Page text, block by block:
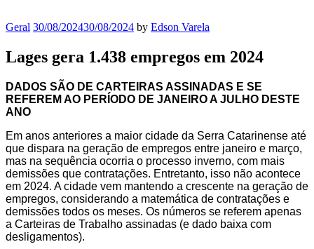
Geral 30/08/202430/08/2024 by Edson Varela
Lages gera 1.438 empregos em 2024
DADOS SÃO DE CARTEIRAS ASSINADAS E SE
REFEREM AO PERÍODO DE JANEIRO A JULHO DESTE
ANO
Em anos anteriores a maior cidade da Serra Catarinense até
que dispara na geração de empregos entre janeiro e março,
mas na sequência ocorria o processo inverno, com mais
demissões que contratações. Entretanto, isso não acontece
em 2024. A cidade vem mantendo a crescente na geração de
empregos, considerando a matemática de contratações e
demissões todos os meses. Os números se referem apenas
a Carteiras de Trabalho assinadas (e dado baixa com
desligamentos).